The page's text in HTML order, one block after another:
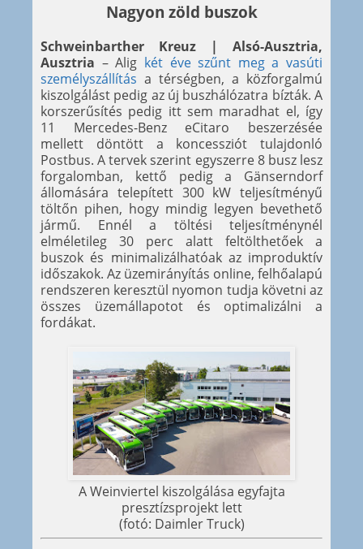
Nagyon zöld buszok
Schweinbarther Kreuz | Alsó-Ausztria,
Ausztria – Alig két éve szűnt meg a vasúti
személyszállítás a térségben, a közforgalmú
kiszolgálást pedig az új buszhálózatra bízták. A
korszerűsítés pedig itt sem maradhat el, így
11 Mercedes-Benz eCitaro beszerzésée
mellett döntött a koncessziót tulajdonló
Postbus. A tervek szerint egyszerre 8 busz lesz
forgalomban, kettő pedig a Gänserndorf
állomására telepített 300 kW teljesítményű
töltőn pihen, hogy mindig legyen bevethető
jármű. Ennél a töltési teljesítménynél
elméletileg 30 perc alatt feltölthetőek a
buszok és minimalizálhatóak az improduktív
időszakok. Az üzemirányítás online, felhőalapú
rendszeren keresztül nyomon tudja követni az
összes üzemállapotot és optimalizálni a
fordákat.
A Weinviertel kiszolgálása egyfajta
presztízsprojekt lett
(fotó: Daimler Truck)